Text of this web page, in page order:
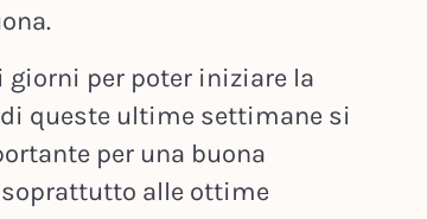
giorni per poter iniziare la
queste ultime settimane si
per una buona
alle ottime